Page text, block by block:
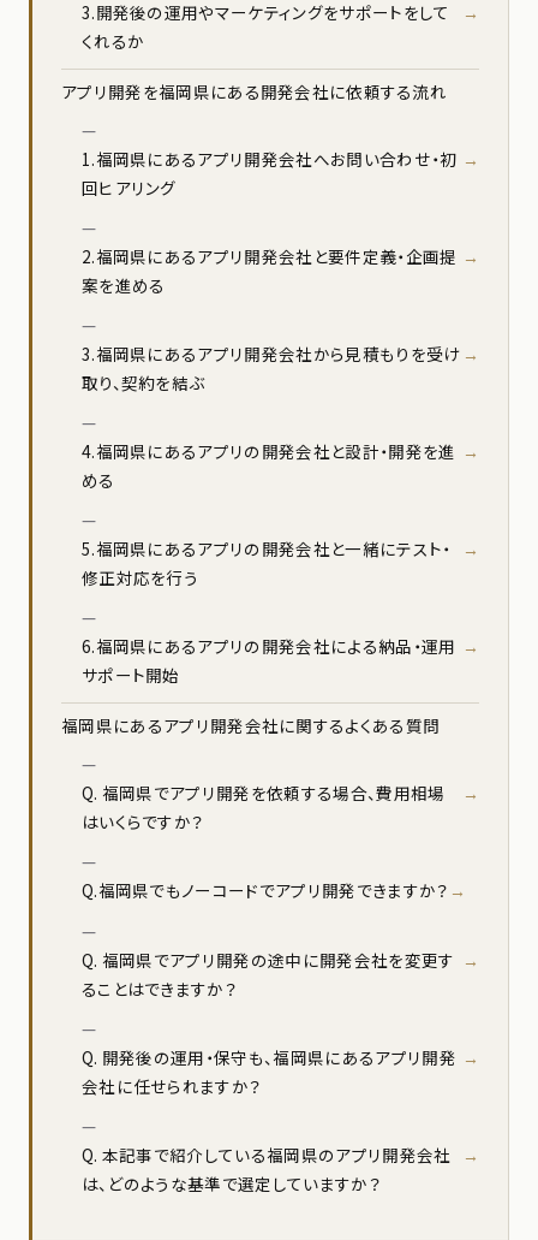
3.開発後の運用やマーケティングをサポートをして
くれるか
アプリ開発を福岡県にある開発会社に依頼する流れ
1.福岡県にあるアプリ開発会社へお問い合わせ・初
回ヒアリング
2.福岡県にあるアプリ開発会社と要件定義・企画提
案を進める
3.福岡県にあるアプリ開発会社から見積もりを受け
取り、契約を結ぶ
4.福岡県にあるアプリの開発会社と設計・開発を進
める
5.福岡県にあるアプリの開発会社と一緒にテスト・
修正対応を行う
6.福岡県にあるアプリの開発会社による納品・運用
サポート開始
福岡県にあるアプリ開発会社に関するよくある質問
Q. 福岡県でアプリ開発を依頼する場合、費用相場
はいくらですか？
Q.福岡県でもノーコードでアプリ開発できますか？
Q. 福岡県でアプリ開発の途中に開発会社を変更す
ることはできますか？
Q. 開発後の運用・保守も、福岡県にあるアプリ開発
会社に任せられますか？
Q. 本記事で紹介している福岡県のアプリ開発会社
は、どのような基準で選定していますか？